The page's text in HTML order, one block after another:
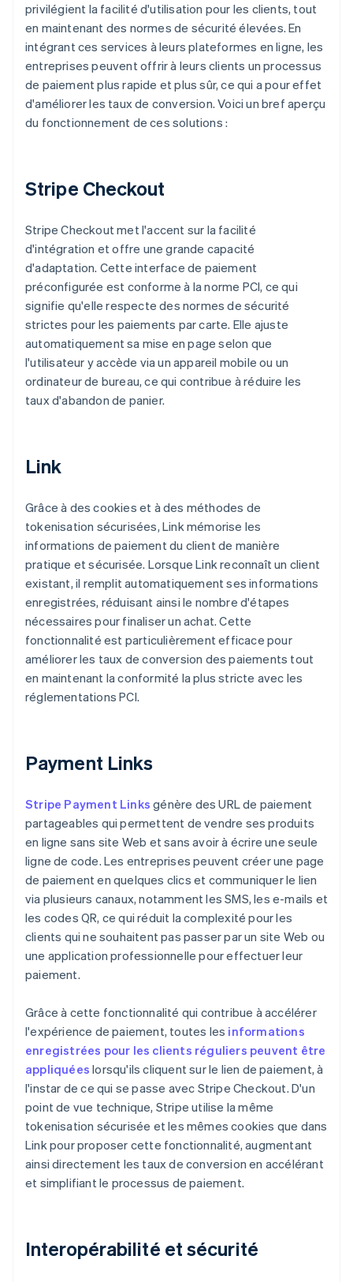
privilégient la facilité d'utilisation pour les clients, tout
en maintenant des normes de sécurité élevées. En
intégrant ces services à leurs plateformes en ligne, les
entreprises peuvent offrir à leurs clients un processus
de paiement plus rapide et plus sûr, ce qui a pour effet
d'améliorer les taux de conversion. Voici un bref aperçu
du fonctionnement de ces solutions :
Stripe Checkout
Stripe Checkout met l'accent sur la facilité
d'intégration et offre une grande capacité
d'adaptation. Cette interface de paiement
préconfigurée est conforme à la norme PCI, ce qui
signifie qu'elle respecte des normes de sécurité
strictes pour les paiements par carte. Elle ajuste
automatiquement sa mise en page selon que
l'utilisateur y accède via un appareil mobile ou un
ordinateur de bureau, ce qui contribue à réduire les
taux d'abandon de panier.
Link
Grâce à des cookies et à des méthodes de
tokenisation sécurisées, Link mémorise les
informations de paiement du client de manière
pratique et sécurisée. Lorsque Link reconnaît un client
existant, il remplit automatiquement ses informations
enregistrées, réduisant ainsi le nombre d'étapes
nécessaires pour finaliser un achat. Cette
fonctionnalité est particulièrement efficace pour
améliorer les taux de conversion des paiements tout
en maintenant la conformité la plus stricte avec les
réglementations PCI.
Payment Links
Stripe Payment Links génère des URL de paiement
partageables qui permettent de vendre ses produits
en ligne sans site Web et sans avoir à écrire une seule
ligne de code. Les entreprises peuvent créer une page
de paiement en quelques clics et communiquer le lien
via plusieurs canaux, notamment les SMS, les e-mails et
les codes QR, ce qui réduit la complexité pour les
clients qui ne souhaitent pas passer par un site Web ou
une application professionnelle pour effectuer leur
paiement.
Grâce à cette fonctionnalité qui contribue à accélérer
l'expérience de paiement, toutes les informations
enregistrées pour les clients réguliers peuvent être
appliquées lorsqu'ils cliquent sur le lien de paiement, à
l'instar de ce qui se passe avec Stripe Checkout. D'un
point de vue technique, Stripe utilise la même
tokenisation sécurisée et les mêmes cookies que dans
Link pour proposer cette fonctionnalité, augmentant
ainsi directement les taux de conversion en accélérant
et simplifiant le processus de paiement.
Interopérabilité et sécurité